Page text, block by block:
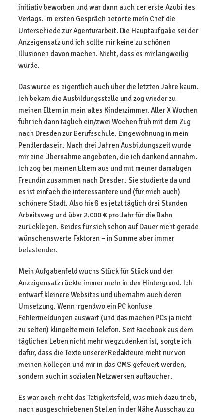
initiativ beworben und war dann auch der erste Azubi des
Verlags. Im ersten Gespräch betonte mein Chef die
Unterschiede zur Agenturarbeit. Die Hauptaufgabe sei der
Anzeigensatz und ich sollte mir keine zu schönen
Illusionen davon machen. Nicht, dass es mir langweilig
würde.
Das wurde es eigentlich auch über die letzten Jahre kaum.
Ich bekam die Ausbildungsstelle und zog wieder zu
meinen Eltern in mein altes Kinderzimmer. Aller X Wochen
fuhr ich dann täglich ein/zwei Wochen früh mit dem Zug
nach Dresden zur Berufsschule. Eingewöhnung in mein
Pendlerdasein. Nach drei Jahren Ausbildungszeit wurde
mir eine Übernahme angeboten, die ich dankend annahm.
Ich zog bei meinen Eltern aus und mit meiner damaligen
Freundin zusammen nach Dresden. Sie studierte da und
es ist einfach die interessantere und (für mich auch)
schönere Stadt. Also hieß es jetzt täglich drei Stunden
Arbeitsweg und über 2.000 € pro Jahr für die Bahn
zurücklegen. Beides für sich schon auf Dauer nicht gerade
wünschenswerte Faktoren – in Summe aber immer
belastender.
Mein Aufgabenfeld wuchs Stück für Stück und der
Anzeigensatz rückte immer mehr in den Hintergrund. Ich
entwarf kleinere Websites und übernahm auch deren
Umsetzung. Wenn irgendwo ein PC konfuse
Fehlermeldungen auswarf (und das machen PCs ja nicht
zu selten) klingelte mein Telefon. Seit Facebook aus dem
täglichen Leben nicht mehr wegzudenken ist, sorgte ich
dafür, dass die Texte unserer Redakteure nicht nur von
meinen Kollegen und mir in das CMS gefeuert werden,
sondern auch in sozialen Netzwerken auftauchen.
Es war auch nicht das Tätigkeitsfeld, was mich dazu trieb,
nach ausgeschriebenen Stellen in der Nähe Ausschau zu